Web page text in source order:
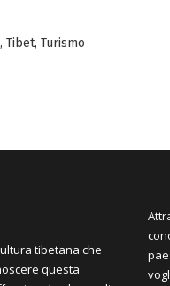
, Tibet, Turismo
tibetana che
questa